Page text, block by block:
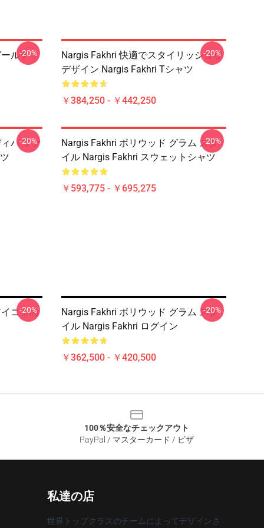
ルティ
-20%
Nargis Fakhri 快適でスタイリッシュな
デザイン Nargis Fakhri Tシャツ
￥384,250 - ￥442,250
-20%
バ ファ
-20%
Nargis Fakhri ボリウッド グラム スタ
イル Nargis Fakhri スウェットシャツ
￥593,775 - ￥695,275
-20%
コンの
-20%
Nargis Fakhri ボリウッド グラム スタ
イル Nargis Fakhri ログイン
￥362,500 - ￥420,500
-20%
100％安全なチェックアウト
PayPal / マスターカード / ビザ
私達の店
世界トップクラスのチームによってデザインさ